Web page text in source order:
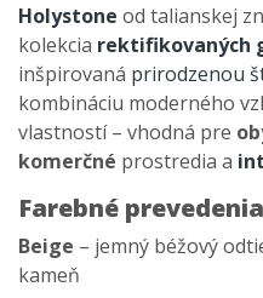
Holystone od talianskej
kolekcia rektifikovaných
inšpirovaná prirodzenou
kombináciu moderného
vlastností – vhodná pre
komerčné prostredia a
Farebné prevedenia
Beige – jemný béžový
kameň